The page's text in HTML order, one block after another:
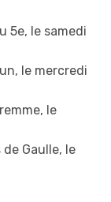
5e, le samedi
le mercredi
le
de Gaulle, le